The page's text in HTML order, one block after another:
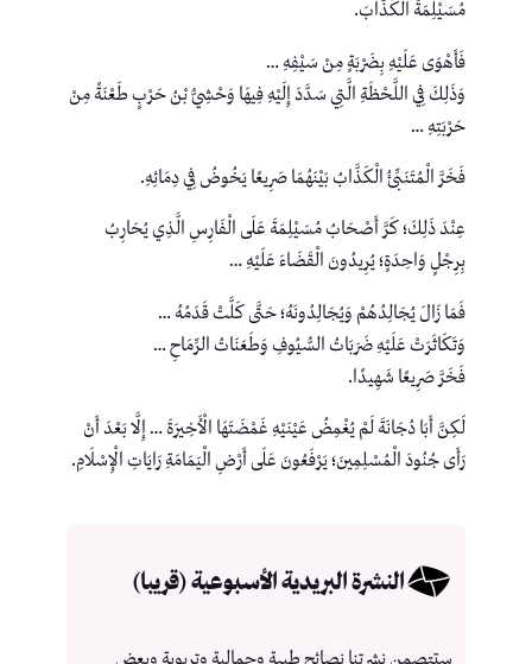
مُسَيْلِمَةَ الْكَذَّابَ.
فَأَهْوَى عَلَيْهِ بِضَرْبَةٍ مِنْ سَيْفِهِ …
وَذَلِكَ فِي اللَّحْظَةِ الَّتِي سَدَّدَ إِلَيْهِ فِيهَا وَحْشِيُّ بْنُ حَرْبٍ طَعْنَةً مِنْ
حَرْبَتِهِ …
فَخَرَّ الْمُتَنَبِّئُ الْكَذَّابُ بَيْنَهُمَا صَرِيعًا يَخُوضُ فِي دِمَائِهِ.
عِنْدَ ذَلِكَ؛ كَرَّ أَصْحَابُ مُسَيْلِمَةَ عَلَى الْفَارِسِ الَّذِي يُحَارِبُ
بِرِجْلٍ وَاحِدَةٍ؛ يُرِيدُونَ الْقَضَاءَ عَلَيْهِ …
فَمَا زَالَ يُجَالِدُهُمْ وَيُجَالِدُونَهُ؛ حَتَّى كَلَّتْ قَدَمُهُ …
وَتَكَاثَرَتْ عَلَيْهِ ضَرَبَاتُ السُّيُوفِ وَطَعَنَاتُ الرِّمَاحِ …
فَخَرَّ صَرِيعًا شَهِيدًا.
لَكِنَّ أَبَا دُجَانَةَ لَمْ يُغْمِضُ عَيْنَيْهِ غَمْضَتَهَا الْأَخِيرَةَ … إِلَّا بَعْدَ أَنْ
رَأَى جُنُودَ الْمُسْلِمِينَ؛ يَرْفَعُونَ عَلَى أَرْضِ الْيَمَامَةِ رَايَاتِ الْإِسْلَامِ.
النشرة البريدية الأسبوعية (قريبا)
ستتصمن نشرتنا نصائح طبية وجمالية وتربوية وبعض